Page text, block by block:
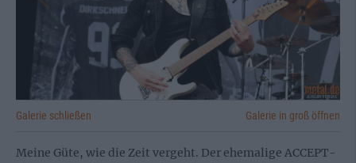
Galerie schließen Galerie in groß öffnen
Meine Güte, wie die Zeit vergeht. Der ehemalige ACCEPT-